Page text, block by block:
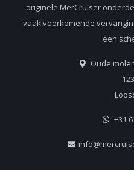
originele MerCruiser
vaak voorkomende
een
Oude
+31